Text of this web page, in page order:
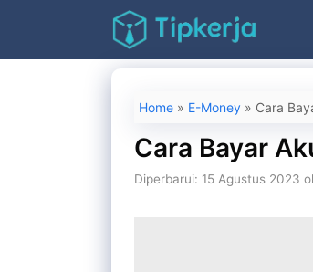
isi
Home » E-Money » Cara
Cara Bayar
Diperbarui: 15 Agustus 2023